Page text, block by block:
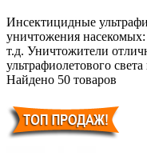
Инсектицидные
уничтожения
т.д. Уничтожители
ультрафиолетового
Найдено 50 товаров